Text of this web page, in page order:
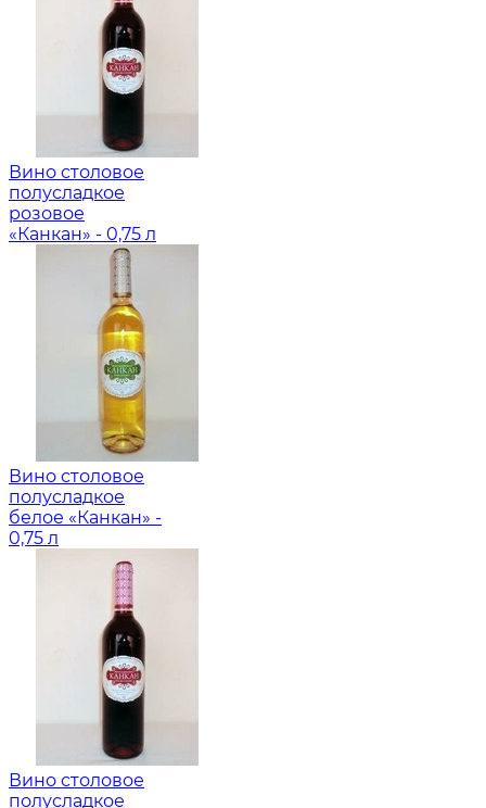
Вино столовое
полусладкое
розовое
«Канкан» - 0,75 л
Вино столовое
полусладкое
белое «Канкан» -
0,75 л
Вино столовое
полусладкое